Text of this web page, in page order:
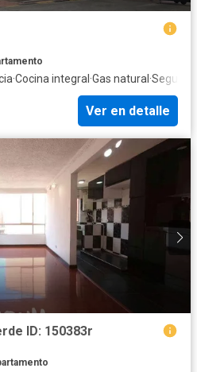
·Cocina integral ·Gas natural ·
Ver en detalle
ID: 150383r